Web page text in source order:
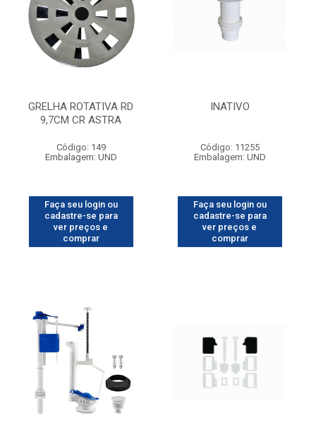
GRELHA ROTATIVA RD
9,7CM CR ASTRA
Código: 149
Embalagem: UND
Faça seu login ou
cadastre-se para
ver preços e
comprar
INATIVO
Código: 11255
Embalagem: UND
Faça seu login ou
cadastre-se para
ver preços e
comprar